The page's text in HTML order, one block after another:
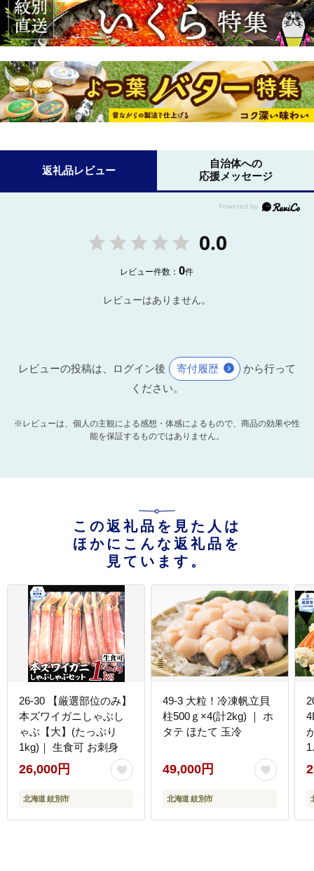
返礼品レビュー
自治体への
応援メッセージ
0.0
レビュー件数：0件
レビューはありません。
レビューの投稿は、ログイン後 寄付履歴
から行って
ください。
※レビューは、個人の主観による感想・体感によるもので、商品の効果や性
能を保証するものではありません。
この返礼品を見た人は
ほかにこんな返礼品を
見ています。
26-30 【厳選部位のみ】
本ズワイガニしゃぶし
ゃぶ【大】(たっぷり
1kg)｜ 生食可 お刺身
26,000円
北海道 紋別市
49-3 大粒！冷凍帆立貝
柱500ｇ×4(計2kg) ｜ ホ
タテ ほたて 玉冷
49,000円
北海道 紋別市